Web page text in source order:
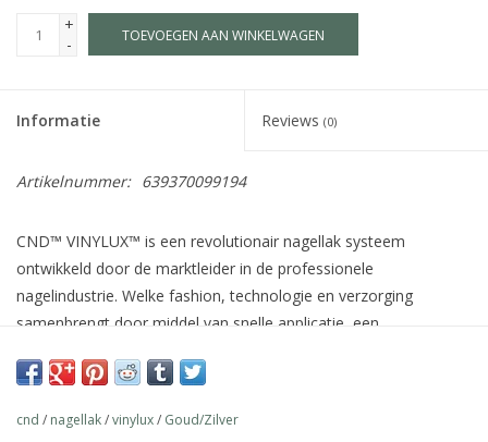
+
-
TOEVOEGEN AAN WINKELWAGEN
Informatie Reviews (0)
Artikelnummer: 639370099194
CND™ VINYLUX™ is een revolutionair nagellak systeem
ontwikkeld door de marktleider in de professionele
nagelindustrie. Welke fashion, technologie en verzorging
samenbrengt door middel van snelle applicatie, een
natuurlijke nagel zoals Jojoba olie, Vitamine E en Keratine en
wereldwijde fashion industrie.
cnd / nagellak/vinylux/ Goud/Zilver